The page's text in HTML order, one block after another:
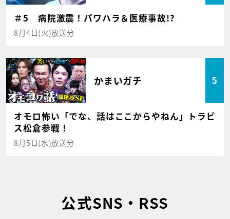
＃5 病院激震！パワハラ＆医療事故!?
8月4日(火)放送分
かまいガチ 5
オモロ怖い「でな、話はここからやねん」トラビ
ス松倉参戦！
8月5日(水)放送分
公式SNS・RSS